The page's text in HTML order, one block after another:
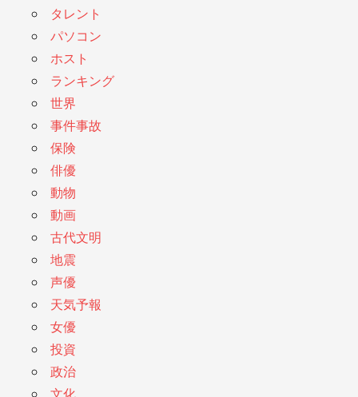
タレント
パソコン
ホスト
ランキング
世界
事件事故
保険
俳優
動物
動画
古代文明
地震
声優
天気予報
女優
投資
政治